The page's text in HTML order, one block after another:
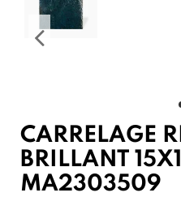
CARRELAGE
BRILLANT
MA2303509